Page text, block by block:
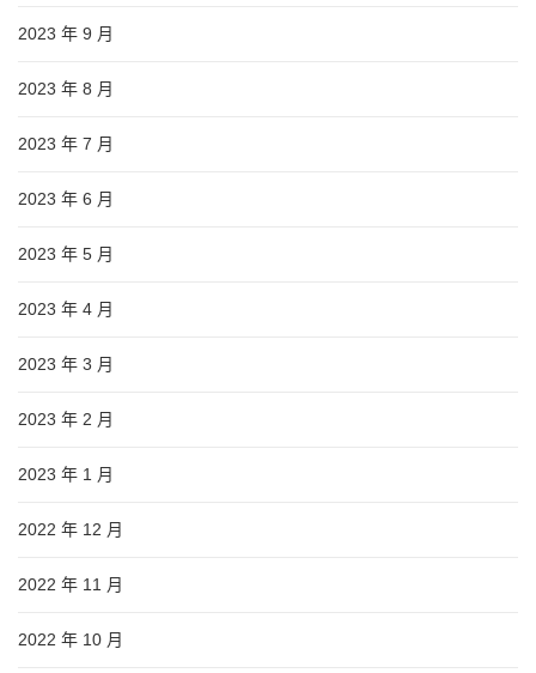
2023 年 9 月
2023 年 8 月
2023 年 7 月
2023 年 6 月
2023 年 5 月
2023 年 4 月
2023 年 3 月
2023 年 2 月
2023 年 1 月
2022 年 12 月
2022 年 11 月
2022 年 10 月